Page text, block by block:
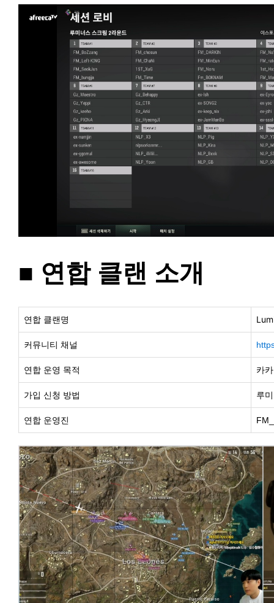
■ 연합 클랜 소개
연합 클랜명
커뮤니티 채널
연합 운영 목적 카
가입 신청 방법 루
연합 운영진